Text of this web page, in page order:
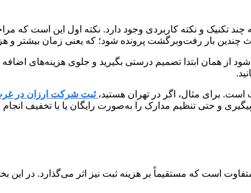
تکنیک و نکته کاربردی وجود دارد. نکته اول این است که
بار رفت‌وبرگشت پرونده شود؛ که یعنی زمان بیشتر و
از همان ابتدا تصمیم درستی بگیرید و جلوی هزینه‌های اضافه را
برای مثال، اگر در تهران هستید، ثبت شرکت ارزان در
و حتی تنظیم مدارک را به‌صورت رایگان یا با تخفیف
است که مستقیماً بر هزینه ثبت نیز اثر می‌گذارد. در این